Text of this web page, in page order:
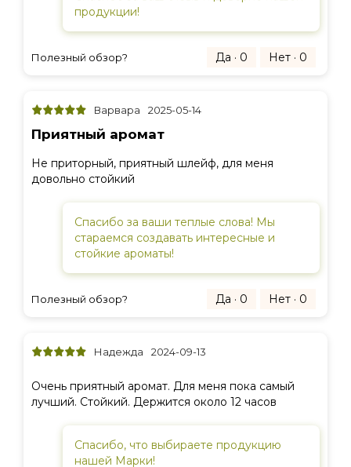
продукции!
Полезный обзор? Да · 0 Нет · 0
Варвара 2025-05-14
Приятный аромат
Не приторный, приятный шлейф, для меня
довольно стойкий
Спасибо за ваши теплые слова! Мы
стараемся создавать интересные и
стойкие ароматы!
Полезный обзор? Да · 0 Нет · 0
Надежда 2024-09-13
Очень приятный аромат. Для меня пока самый
лучший. Стойкий. Держится около 12 часов
Спасибо, что выбираете продукцию
нашей Марки!